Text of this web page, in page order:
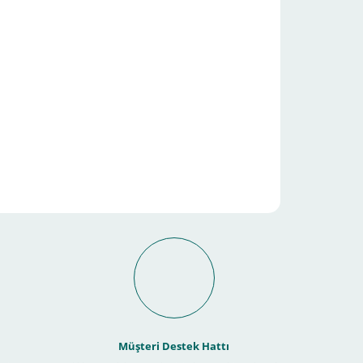
İmkanı Nasıl
Müşteri Destek Hattı